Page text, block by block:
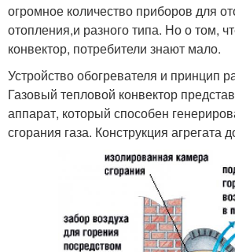
огромное количество приборов для
отопления,и разного типа. Но о том,
конвектор, потребители знают мало.
Устройство обогревателя и принцип
Газовый тепловой конвектор
аппарат, который способен
сгорания газа. Конструкция агрегата